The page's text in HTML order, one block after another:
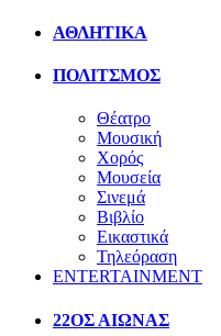
ΑΘΛΗΤΙΚΑ
ΠΟΛΙΤΣΜΟΣ
Θέατρο
Μουσική
Χορός
Μουσεία
Σινεμά
Βιβλίο
Εικαστικά
Τηλεόραση
ENTERTAINMENT
22ΟΣ ΑΙΩΝΑΣ